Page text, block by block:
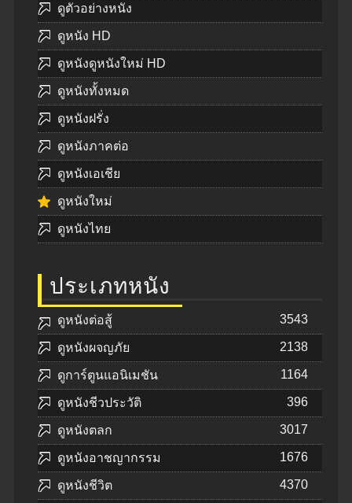
ดูตัวอย่างหนัง
ดูหนัง HD
ดูหนังดูหนังใหม่ HD
ดูหนังทั้งหมด
ดูหนังฝรั่ง
ดูหนังภาคต่อ
ดูหนังเอเชีย
ดูหนังใหม่
ดูหนังไทย
ประเภทหนัง
ดูหนังต่อสู้ 3543
ดูหนังผจญภัย 2138
ดูการ์ตูนแอนิเมชัน 1164
ดูหนังชีวประวัติ 396
ดูหนังตลก 3017
ดูหนังอาชญากรรม 1676
ดูหนังชีวิต 4370